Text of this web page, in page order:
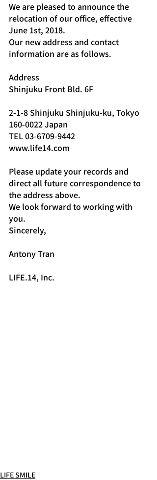
We are pleased to announce the
relocation of our office, effective
June 1st, 2018.
Our new address and contact
information are as follows.
Address
Shinjuku Front Bld. 6F
2-1-8 Shinjuku Shinjuku-ku, Tokyo
160-0022 Japan
TEL 03-6709-9442
www.life14.com
Please update your records and
direct all future correspondence to
the address above.
We look forward to working with
you.
Sincerely,
Antony Tran
LIFE.14, Inc.
LIFE SMILE